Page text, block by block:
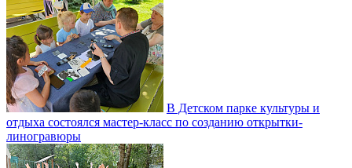
В Детском парке культуры и
отдыха состоялся мастер-класс по созданию открытки-
линогравюры